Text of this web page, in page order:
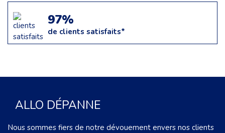
97%
de clients satisfaits*
ALLO DÉPANNE
Nous sommes fiers de notre dévouement envers nos clients